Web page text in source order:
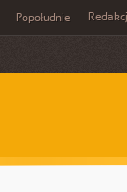
Popołudnie